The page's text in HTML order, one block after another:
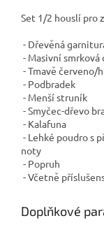
Set 1/2 houslí pro
- Dřevěná
- Masivní smrková
- Tmavě červeno/
- Podbradek
- Menší struník
- Smyčec-dřevo
- Kalafuna
- Lehké poudro s
noty
- Popruh
- Včetně
Doplňkové